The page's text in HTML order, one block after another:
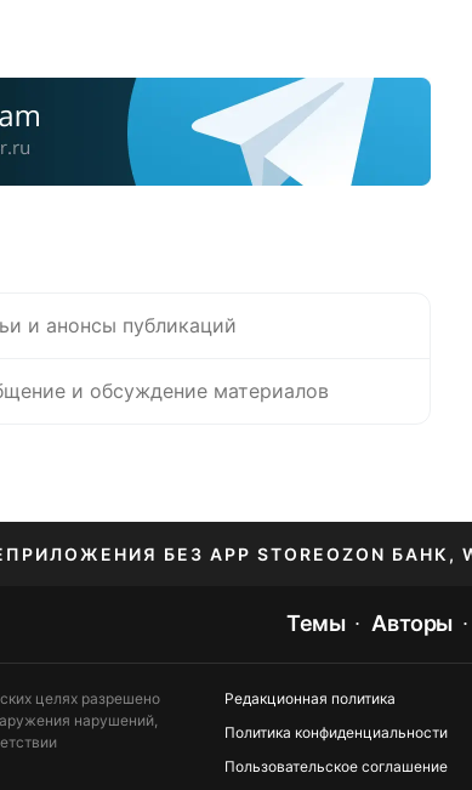
и анонсы публикаций
и обсуждение материалов
ПРИЛОЖЕНИЯ БЕЗ APP STOREOZON БАНК,
ID Темы Авторы
целях разрешено
нарушений,
Редакционная политика
Политика конфиденциальности
Пользовательское соглашение